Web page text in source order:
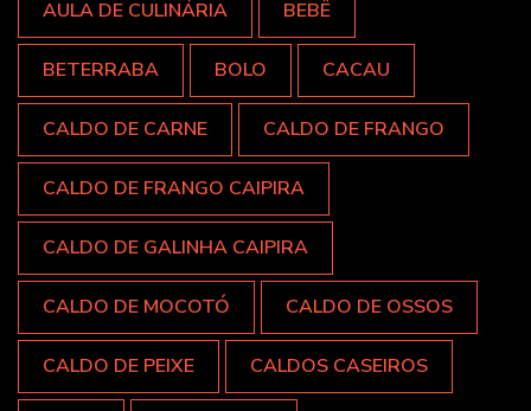
AULA DE CULINÁRIA BEBÊ
BETERRABA BOLO CACAU
CALDO DE CARNE CALDO DE FRANGO
CALDO DE FRANGO CAIPIRA
CALDO DE GALINHA CAIPIRA
CALDO DE MOCOTÓ CALDO DE OSSOS
CALDO DE PEIXE CALDOS CASEIROS